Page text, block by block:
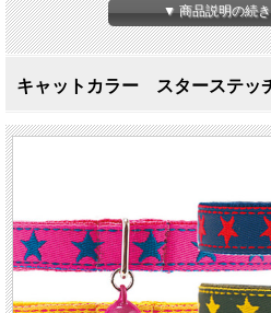
優しい素材のキ
キャットカラー ス
猫の暮らしのキャットカラーは、豊富なバ
▼ 商品説明の続
キャットカラー スターステッ